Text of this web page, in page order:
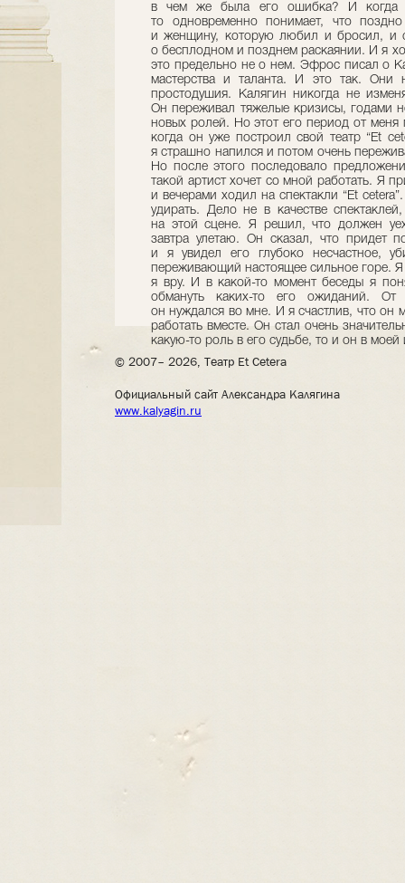
в чем же была его ошибка? И когда
то одновременно понимает, что
и женщину, которую любил и бросил, и
о бесплодном и позднем раскаянии. И я
это предельно не о нем. Эфрос писал о
мастерства и таланта. И это так. Они
простодушия. Калягин никогда не
Он переживал тяжелые кризисы, годами
новых ролей. Но этот его период от меня
когда он уже построил свой театр “Et
я страшно напился и потом очень
Но после этого последовало
такой артист хочет со мной работать. Я
и вечерами ходил на спектакли “Et
удирать. Дело не в качестве
на этой сцене. Я решил, что должен
завтра улетаю. Он сказал, что придет
и я увидел его глубоко несчастное,
переживающий настоящее сильное горе.
я вру. И в какой-то момент беседы я
обмануть каких-то его ожиданий.
он нуждался во мне. И я счастлив, что он
работать вместе. Он стал очень
какую-то роль в его судьбе, то и он в
© 2007– 2026, Театр Et Cetera
Официальный сайт Александра Калягина
www.kalyagin.ru